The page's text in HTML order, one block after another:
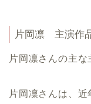
片岡凛 主演作
片岡凛さんの主な
片岡凜さんは、